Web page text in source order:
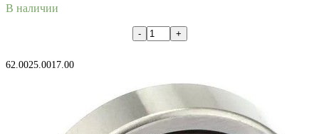
В наличии
62.0025.0017.00